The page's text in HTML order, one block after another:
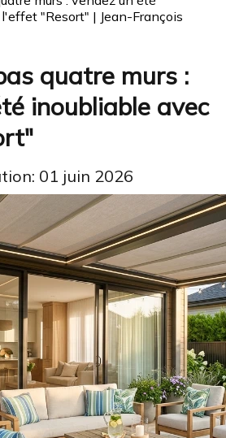
"Resort" | Jean-François
quatre murs :
inoubliable avec
01 juin 2026